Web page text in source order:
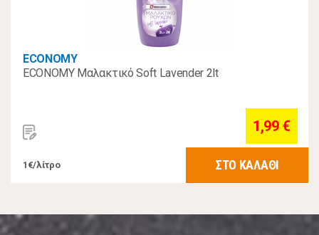
ECONOMY
ECONOMY Μαλακτικό Soft Lavender 2lt
1,99 €
1€/λίτρο ΣΤΟ ΚΑΛΑΘΙ